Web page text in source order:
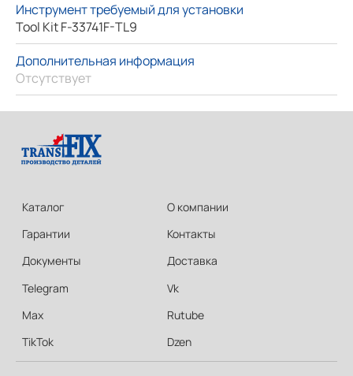
Инструмент требуемый для установки
Tool Kit F-33741F-TL9
Дополнительная информация
Отсутствует
Каталог
Гарантии
Документы
О компании
Контакты
Доставка
Telegram
Max
TikTok
Vk
Rutube
Dzen